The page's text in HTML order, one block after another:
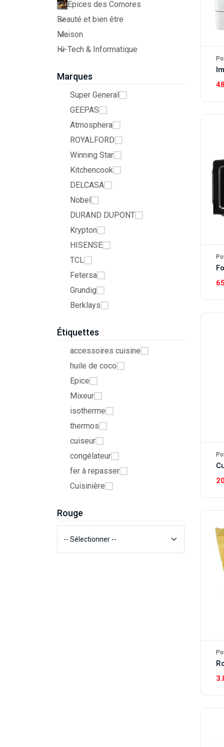
Epices des Comores
Beauté et bien être
Maison
Hi-Tech & Informatique
Marques
Super General
GEEPAS
Atmosphera
ROYALFORD
Winning Star
Kitchencook
DELCASA
Nobel
DURAND DUPONT
Krypton
HISENSE
TCL
Fetersa
Grundig
Berklays
Étiquettes
accessoires cuisine
huile de coco
Epice
Mixeur
isotherme
thermos
cuiseur
congélateur
fer à repasser
Cuisinière
Rouge